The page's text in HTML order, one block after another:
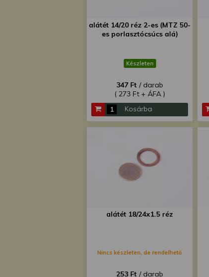
alátét 14/20 réz 2-es (MTZ 50-
es porlasztócsúcs alá)
Készleten
347 Ft / darab
( 273 Ft + ÁFA )
Kosárba
alátét 18/24x1.5 réz
Nincs készleten, de rendelhető
253 Ft / darab